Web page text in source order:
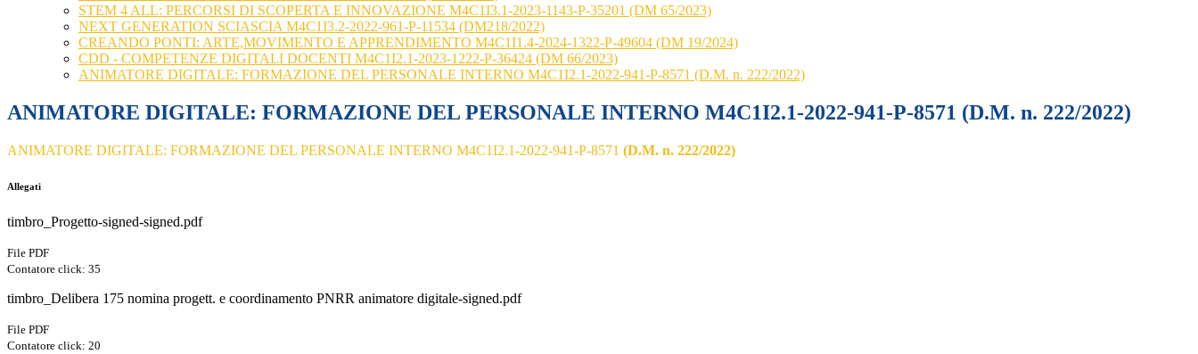
STEM 4 ALL: PERCORSI DI SCOPERTA E INNOVAZIONE M4C1I3.1-2023-1143-P-35201 (DM 65/2023)
NEXT GENERATION SCIASCIA M4C1I3.2-2022-961-P-11534 (DM218/2022)
CREANDO PONTI: ARTE,MOVIMENTO E APPRENDIMENTO M4C1I1.4-2024-1322-P-49604 (DM 19/2024)
CDD - COMPETENZE DIGITALI DOCENTI M4C1I2.1-2023-1222-P-36424 (DM 66/2023)
ANIMATORE DIGITALE: FORMAZIONE DEL PERSONALE INTERNO M4C1I2.1-2022-941-P-8571 (D.M. n. 222/2022)
ANIMATORE DIGITALE: FORMAZIONE DEL PERSONALE INTERNO M4C1I2.1-2022-941-P-8571 (D.M. n. 222/2022)
ANIMATORE DIGITALE: FORMAZIONE DEL PERSONALE INTERNO M4C1I2.1-2022-941-P-8571 (D.M. n. 222/2022)
Allegati
timbro_Progetto-signed-signed.pdf
File PDF
Contatore click: 35
timbro_Delibera 175 nomina progett. e coordinamento PNRR animatore digitale-signed.pdf
File PDF
Contatore click: 20